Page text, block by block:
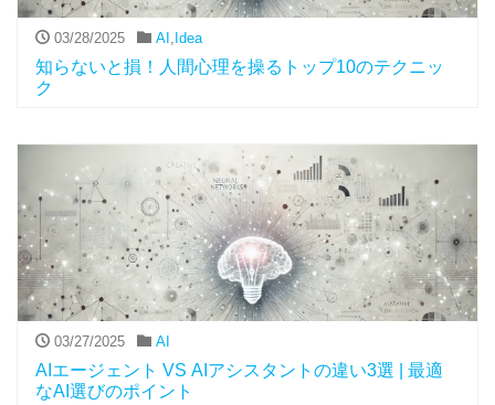
03/28/2025 AI Idea
知らないと損！人間心理を操るトップ10のテクニッ
ク
03/27/2025 AI
AIエージェント VS AIアシスタントの違い3選 | 最適
なAI選びのポイント